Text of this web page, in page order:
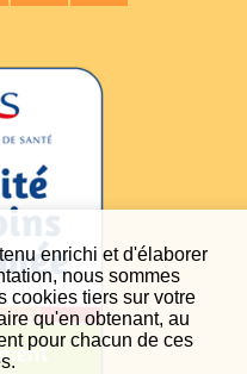
enrichi et d'élaborer
nous sommes
cookies tiers sur votre
qu'en obtenant, au
pour chacun de ces